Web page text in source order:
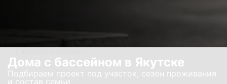
Дома с бассейном в Якутске
Подбираем проект под участок, сезон проживания
и состав семьи